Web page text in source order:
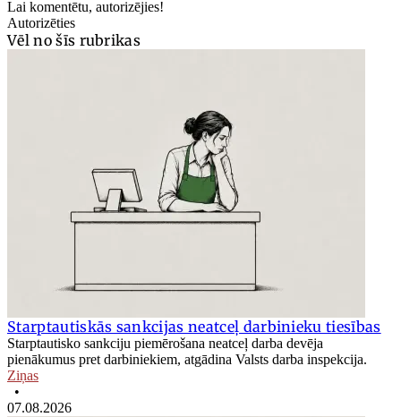
Lai komentētu, autorizējies!
Autorizēties
Vēl no šīs rubrikas
Starptautiskās sankcijas neatceļ darbinieku tiesības
Starptautisko sankciju piemērošana neatceļ darba devēja
pienākumus pret darbiniekiem, atgādina Valsts darba inspekcija.
Ziņas
•
07.08.2026